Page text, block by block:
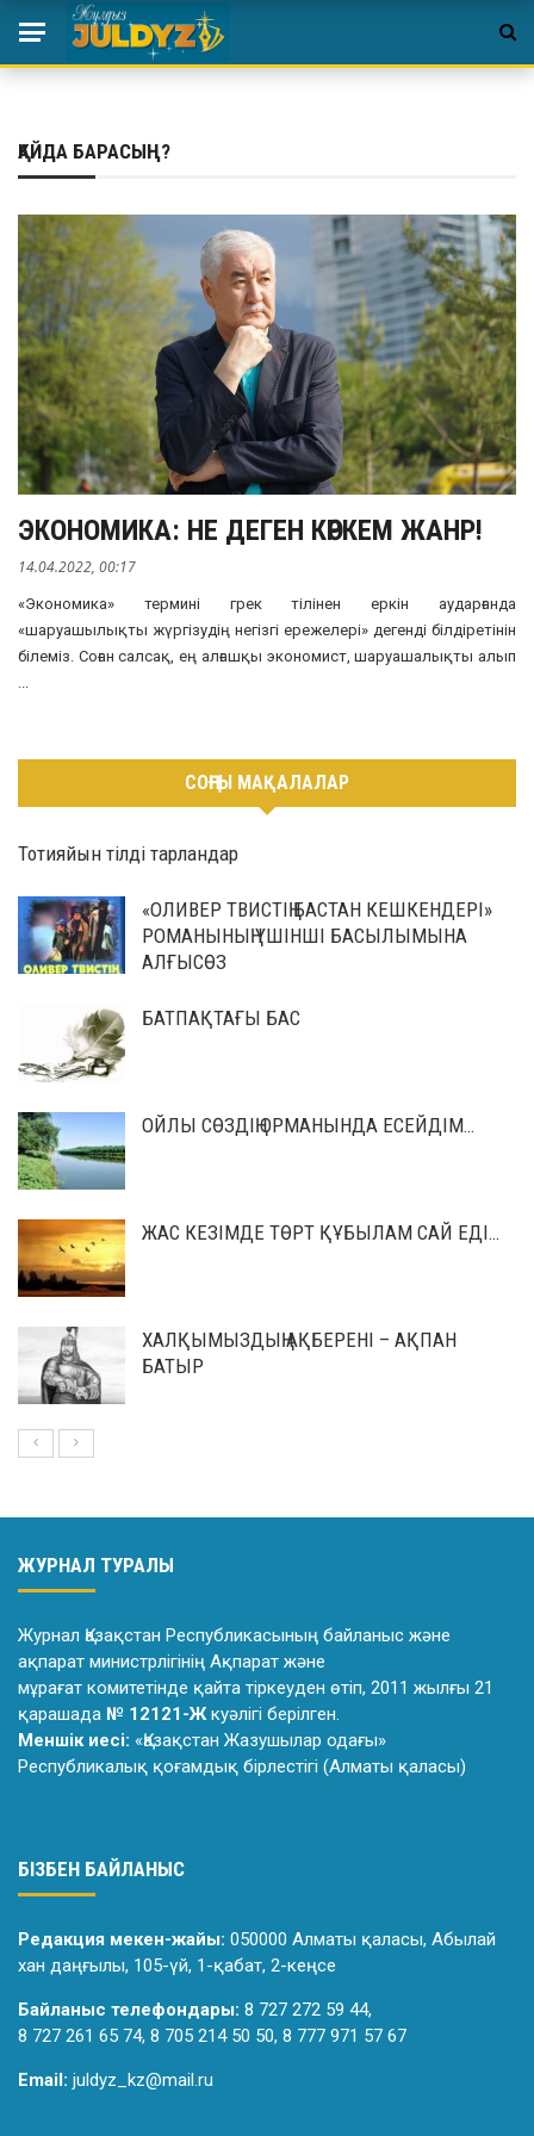
ҚАЙДА БАРАСЫҢ?
ЭКОНОМИКА: НЕ ДЕГЕН КӨРКЕМ ЖАНР!
14.04.2022, 00:17
«Экономика» термині грек тілінен еркін аударғанда
«шаруашылықты жүргізудің негізгі ережелері» дегенді білдіретінін
білеміз. Соған салсақ, ең алғашқы экономист, шаруашалықты алып
...
СОҢҒЫ МАҚАЛАЛАР
Тотияйын тілді тарландар
«ОЛИВЕР ТВИСТІҢ БАСТАН КЕШКЕНДЕРІ»
РОМАНЫНЫҢ ҮШІНШІ БАСЫЛЫМЫНА
АЛҒЫСӨЗ
БАТПАҚТАҒЫ БАС
ОЙЛЫ СӨЗДІҢ ОРМАНЫНДА ЕСЕЙДІМ…
ЖАС КЕЗІМДЕ ТӨРТ ҚҰБЫЛАМ САЙ ЕДІ…
ХАЛҚЫМЫЗДЫҢ АҚБЕРЕНІ – АҚПАН
БАТЫР
ЖУРНАЛ ТУРАЛЫ
Журнал Қазақстан Республикасының байланыс және
ақпарат министрлiгiнiң Ақпарат және
мұрағат комитетiнде қайта тiркеуден өтiп, 2011 жылғы 21
қарашада № 12121-Жкуәлiгi берiлген.
Меншік иесі: «Қазақстан Жазушылар одағы»
Республикалық қоғамдық бірлестігі (Алматы қаласы)
БІЗБЕН БАЙЛАНЫС
Редакция мекен-жайы: 050000 Алматы қаласы, Абылай
хан даңғылы, 105-үй, 1-қабат, 2-кеңсе
Байланыс телефондары: 8 727 272 59 44,
8 727 261 65 74, 8 705 214 50 50, 8 777 971 57 67
Email: juldyz_kz@mail.ru